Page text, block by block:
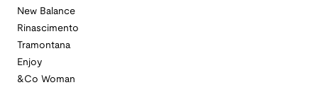
New Balance
Rinascimento
Tramontana
Enjoy
&Co Woman